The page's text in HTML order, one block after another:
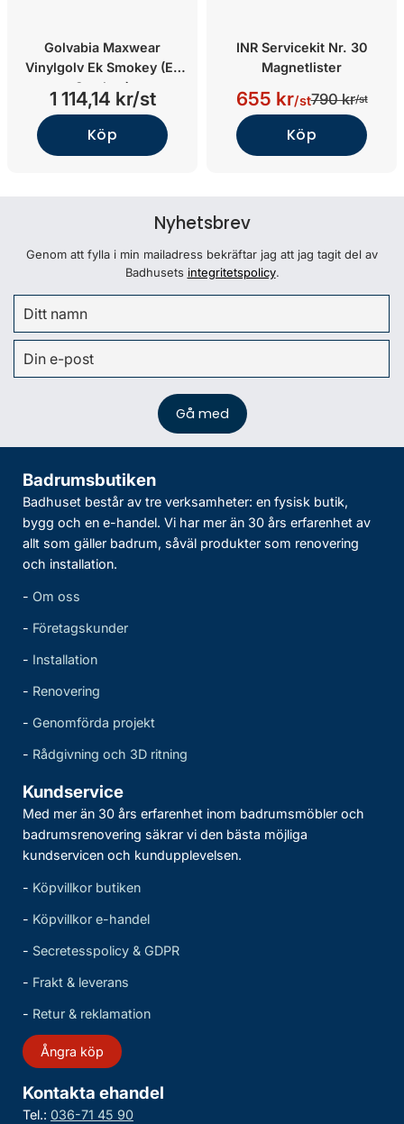
Golvabia Maxwear
Vinylgolv Ek Smokey (Ek
Smokey)
1 114,14 kr/st
Köp
INR Servicekit Nr. 30
Magnetlister
655 kr/st790 kr/st
Köp
Nyhetsbrev
Genom att fylla i min mailadress bekräftar jag att jag tagit del av
Badhusets integritetspolicy.
Badrumsbutiken
Badhuset består av tre verksamheter: en fysisk butik,
bygg och en e-handel. Vi har mer än 30 års erfarenhet av
allt som gäller badrum, såväl produkter som renovering
och installation.
- Om oss
- Företagskunder
- Installation
- Renovering
- Genomförda projekt
- Rådgivning och 3D ritning
Kundservice
Med mer än 30 års erfarenhet inom badrumsmöbler och
badrumsrenovering säkrar vi den bästa möjliga
kundservicen och kundupplevelsen.
- Köpvillkor butiken
- Köpvillkor e-handel
- Secretesspolicy & GDPR
- Frakt & leverans
- Retur & reklamation
Ångra köp
Kontakta ehandel
Tel.: 036-71 45 90